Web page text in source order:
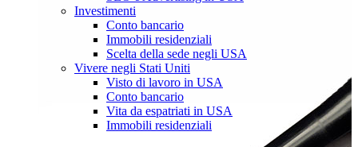
Investimenti
Conto bancario
Immobili residenziali
Scelta della sede negli USA
Vivere negli Stati Uniti
Visto di lavoro in USA
Conto bancario
Vita da espatriati in USA
Immobili residenziali